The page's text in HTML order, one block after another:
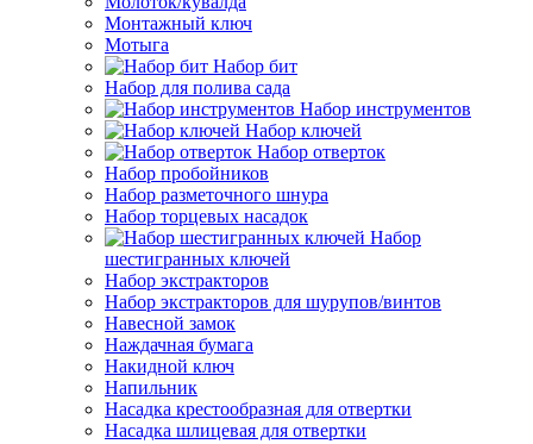
Монтажный ключ
Мотыга
Набор бит
Набор для полива сада
Набор инструментов
Набор ключей
Набор отверток
Набор пробойников
Набор разметочного шнура
Набор торцевых насадок
Набор
шестигранных ключей
Набор экстракторов
Набор экстракторов для шурупов/винтов
Навесной замок
Наждачная бумага
Накидной ключ
Напильник
Насадка крестообразная для отвертки
Насадка шлицевая для отвертки